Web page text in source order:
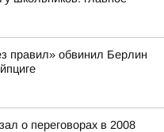
правил» обвинил Берлин
о переговорах в 2008